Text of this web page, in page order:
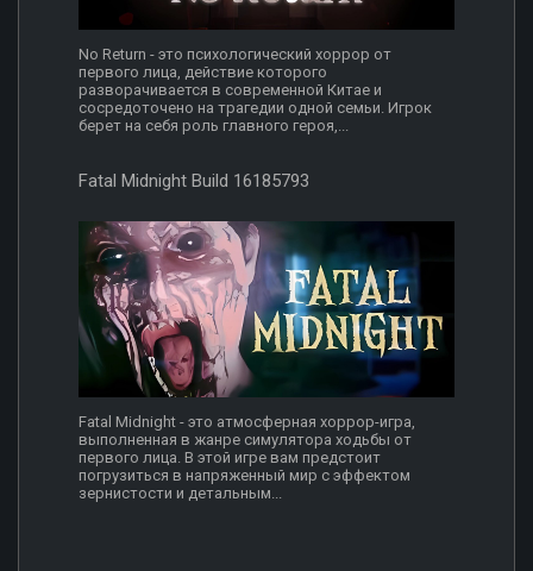
No Return - это психологический хоррор от
первого лица, действие которого
разворачивается в современной Китае и
сосредоточено на трагедии одной семьи. Игрок
берет на себя роль главного героя,...
Fatal Midnight Build 16185793
Fatal Midnight - это атмосферная хоррор-игра,
выполненная в жанре симулятора ходьбы от
первого лица. В этой игре вам предстоит
погрузиться в напряженный мир с эффектом
зернистости и детальным...